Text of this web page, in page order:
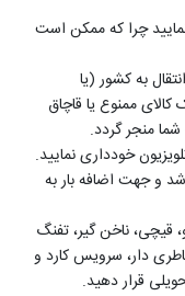
چرا که ممکن است
به کشور (یا
ممنوع یا قاچاق
منجر گردد.
خودداری نمایید.
۲۰ کیلوگرم می باشد و جهت اضافه بار به
قیچی، ناخن گیر، تفنگ
دار، سرویس کارد و
قرار دهید.